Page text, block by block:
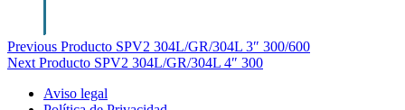
Navegación
de
entradas
Previous Producto SPV2 304L/GR/304L 3″ 300/600
Next Producto SPV2 304L/GR/304L 4″ 300
Aviso legal